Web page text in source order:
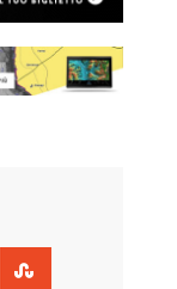
Whatsapp